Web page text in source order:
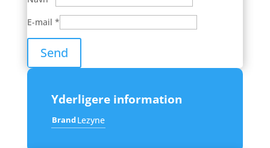
E-mail *
Yderligere information
BrandLezyne